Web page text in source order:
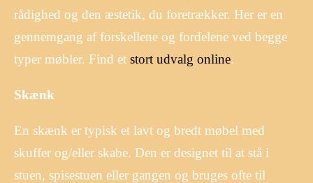
rådighed og den æstetik, du foretrækker. Her er en
gennemgang af forskellene og fordelene ved begge
typer møbler. Find et stort udvalg online.
Skænk
En skænk er typisk et lavt og bredt møbel med
skuffer og/eller skabe. Den er designet til at stå i
stuen, spisestuen eller gangen og bruges ofte til